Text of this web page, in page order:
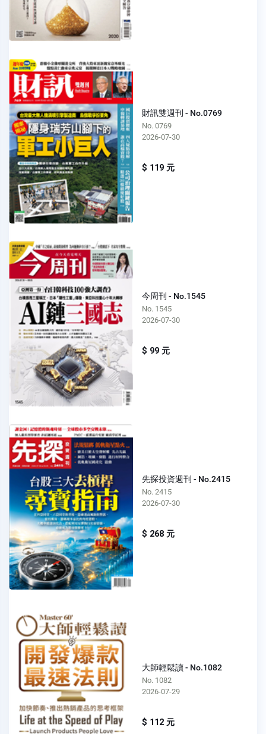
財訊雙週刊 - No.0769
No. 0769
2026-07-30
$ 119 元
今周刊 - No.1545
No. 1545
2026-07-30
$ 99 元
先探投資週刊 - No.2415
No. 2415
2026-07-30
$ 268 元
大師輕鬆讀 - No.1082
No. 1082
2026-07-29
$ 112 元